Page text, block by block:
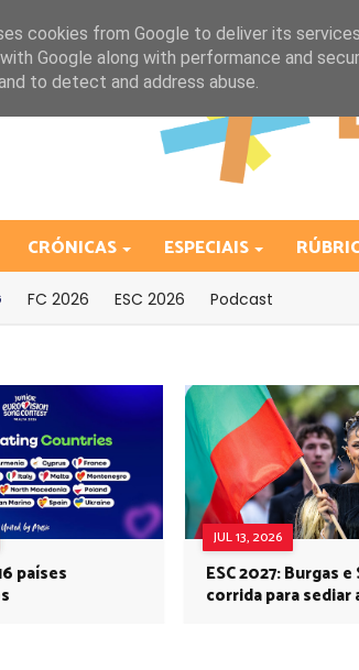
CRÓNICAS ESPECIAIS
FC 2026 ESC 2026 Podcast
países
JUL 13, 2026
ESC 2027: Burgas
corrida para sediar
cookies from Google to deliver its
Google along with performance and
to detect and address abuse.